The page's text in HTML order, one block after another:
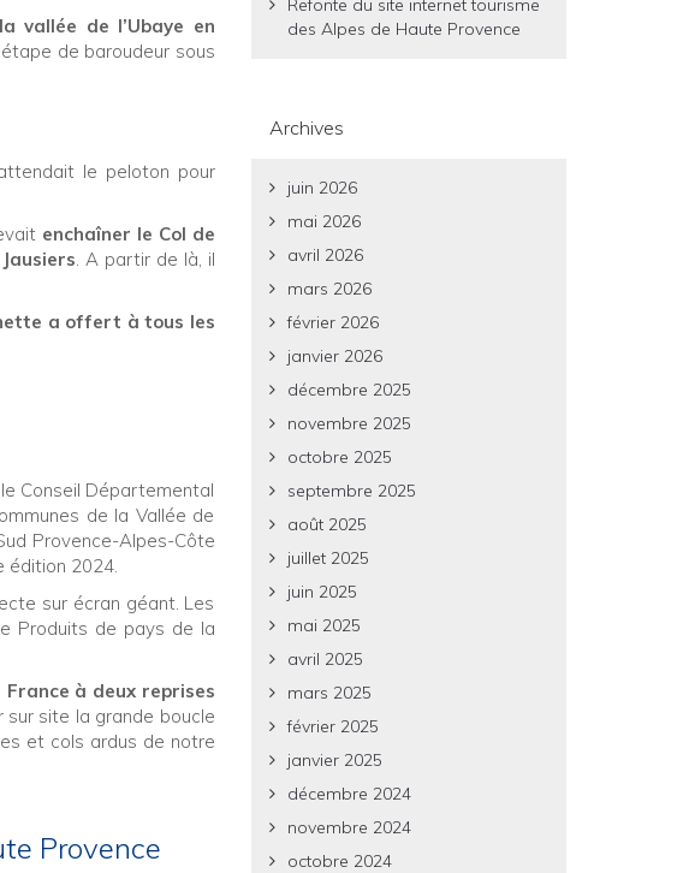
vallée de l’Ubaye en
étape de baroudeur sous
le peloton pour
enchaîner le Col de
. A partir de là, il
a offert à tous les
Conseil Départemental
de la Vallée de
Provence-Alpes-Côte
édition 2024.
sur écran géant. Les
Produits de pays de la
à deux reprises
sur site la grande boucle
et cols ardus de notre
Provence
Refonte du site internet tourisme
des Alpes de Haute Provence
Archives
juin 2026
mai 2026
avril 2026
mars 2026
février 2026
janvier 2026
décembre 2025
novembre 2025
octobre 2025
septembre 2025
août 2025
juillet 2025
juin 2025
mai 2025
avril 2025
mars 2025
février 2025
janvier 2025
décembre 2024
novembre 2024
octobre 2024